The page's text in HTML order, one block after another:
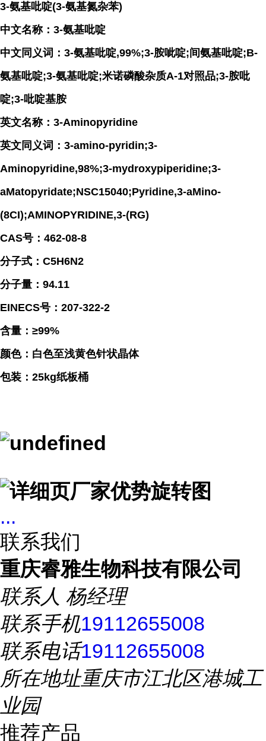
3-氨基吡啶(3-氨基氮杂苯)
中文名称：3-氨基吡啶
中文同义词：3-氨基吡啶,99%;3-胺呲啶;间氨基吡啶;Β-
氨基吡啶;3-氨基吡啶;米诺磷酸杂质A-1对照品;3-胺吡
啶;3-吡啶基胺
英文名称：3-Aminopyridine
英文同义词：3-amino-pyridin;3-
Aminopyridine,98%;3-mydroxypiperidine;3-
aMatopyridate;NSC15040;Pyridine,3-aMino-
(8CI);AMINOPYRIDINE,3-(RG)
CAS号：462-08-8
分子式：C5H6N2
分子量：94.11
EINECS号：207-322-2
含量：≥99%
颜色：白色至浅黄色针状晶体
包装：25kg纸板桶
...
联系我们
重庆睿雅生物科技有限公司
联系人 杨经理
联系手机19112655008
联系电话19112655008
所在地址重庆市江北区港城工
业园
推荐产品